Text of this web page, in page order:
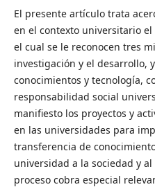
El presente artículo trata
en el contexto universitario
el cual se le reconocen tres
investigación y el desarrollo,
conocimientos y tecnología,
responsabilidad social
manifiesto los proyectos y
en las universidades para
transferencia de
universidad a la sociedad y
proceso cobra especial